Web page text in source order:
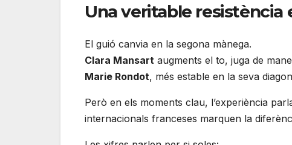
Una veritable resistència
El guió canvia en la segona mànega.
Clara Mansart augments el to, juga de
Marie Rondot, més estable en la seva
Però en els moments clau, l’experiència
internacionals franceses marquen la